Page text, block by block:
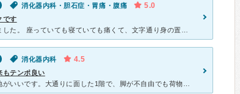
消化器内科・胆石症・胃痛・腹痛 5.0
です
消化器内科 4.5
もテンポ良い